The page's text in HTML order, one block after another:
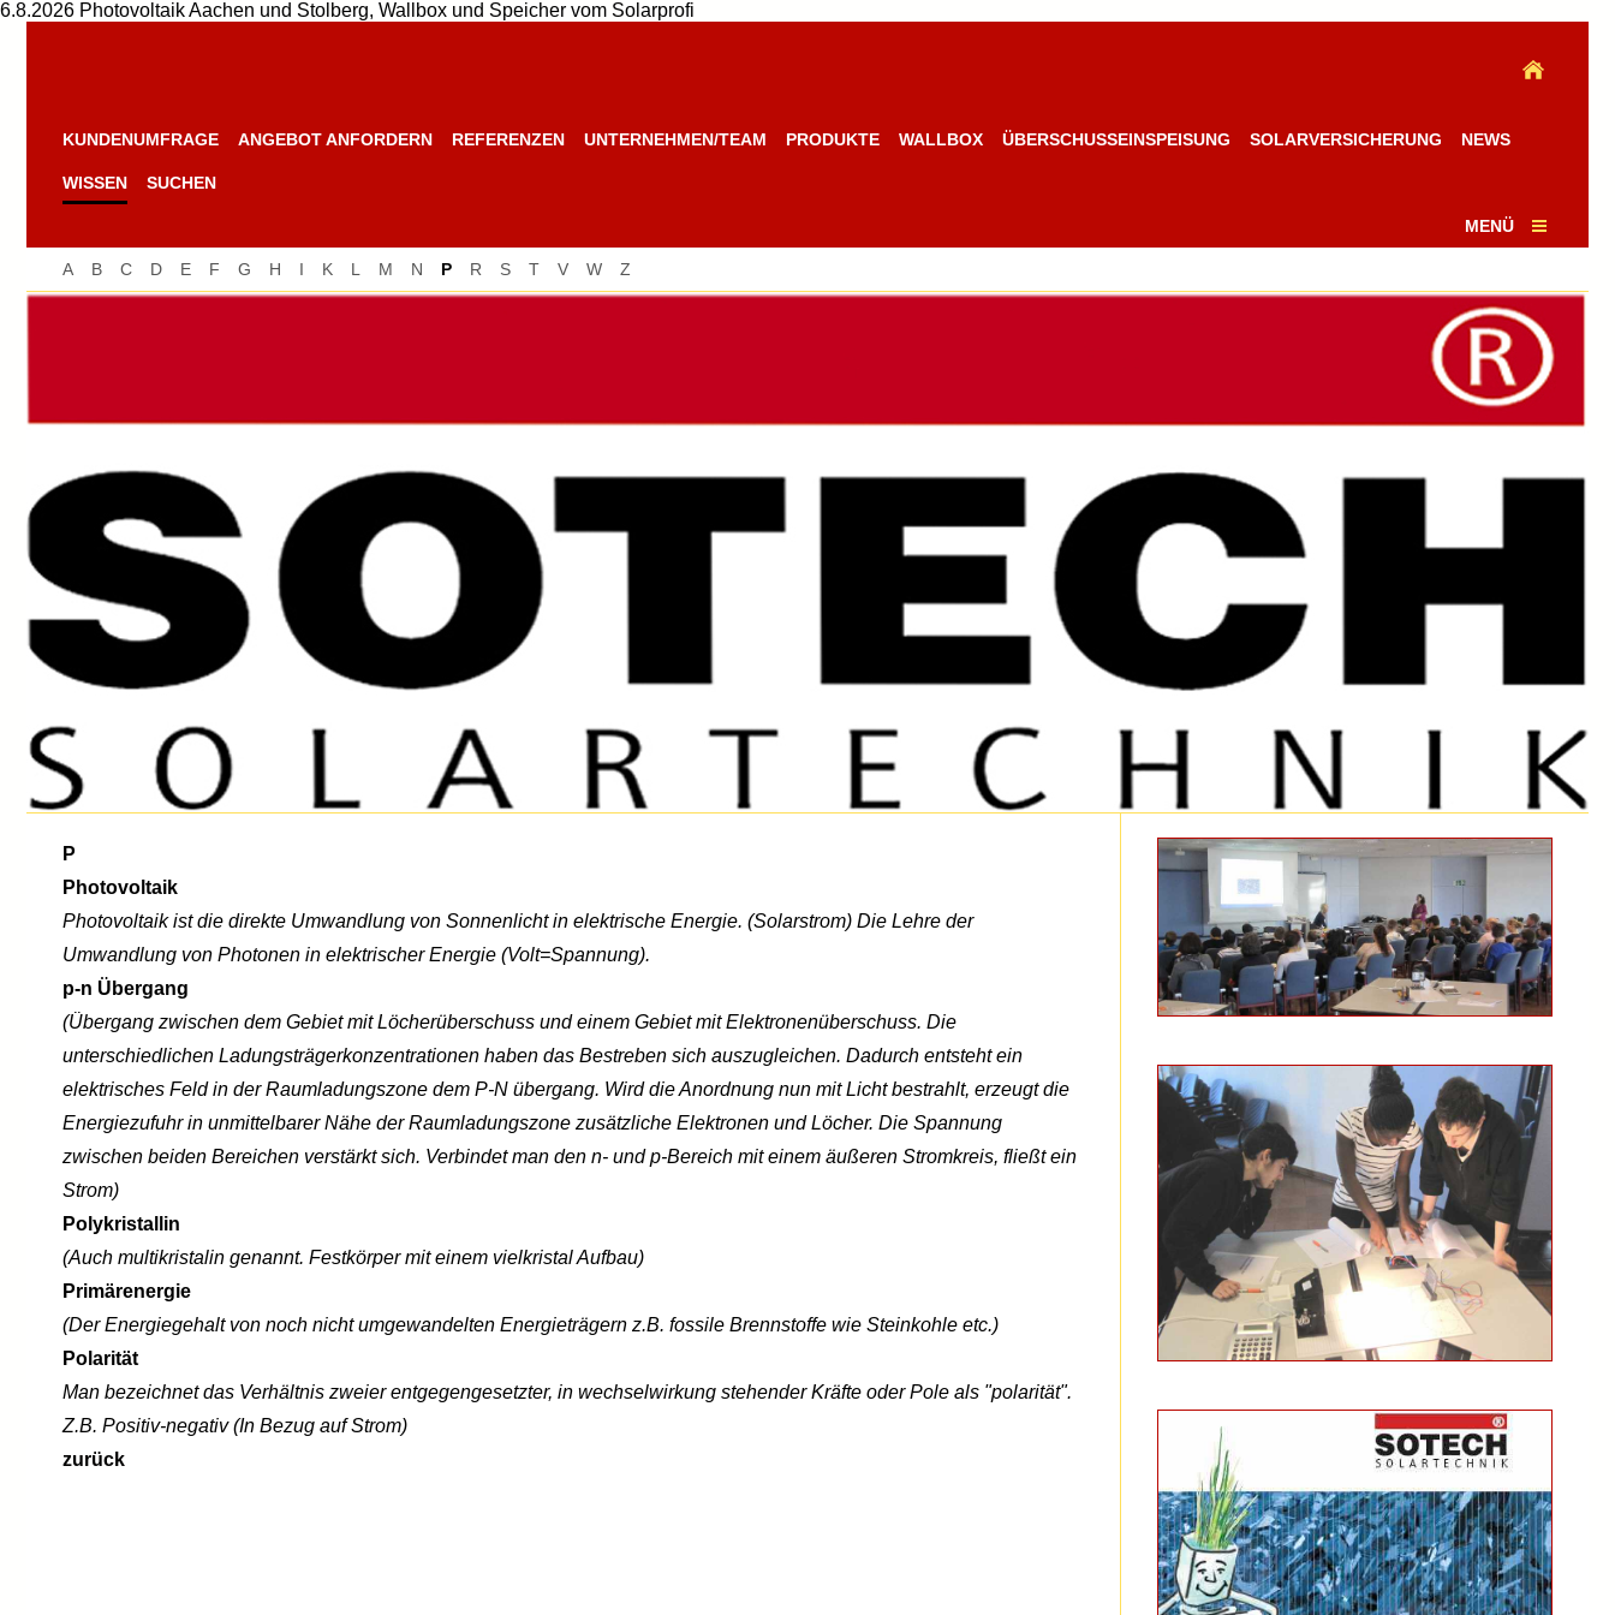
6.8.2026 Photovoltaik Aachen und Stolberg, Wallbox und Speicher vom Solarprofi
KUNDENUMFRAGE ANGEBOT ANFORDERN REFERENZEN UNTERNEHMEN/TEAM PRODUKTE WALLBOX ÜBERSCHUSSEINSPEISUNG SOLARVERSICHERUNG NEWS
WISSEN SUCHEN
MENÜ
A B C D E F G H I K L M N P R S T V W Z
P
Photovoltaik
Photovoltaik ist die direkte Umwandlung von Sonnenlicht in elektrische Energie. (Solarstrom) Die Lehre der
Umwandlung von Photonen in elektrischer Energie (Volt=Spannung).
p-n Übergang
(Übergang zwischen dem Gebiet mit Löcherüberschuss und einem Gebiet mit Elektronenüberschuss. Die
unterschiedlichen Ladungsträgerkonzentrationen haben das Bestreben sich auszugleichen. Dadurch entsteht ein
elektrisches Feld in der Raumladungszone dem P-N übergang. Wird die Anordnung nun mit Licht bestrahlt, erzeugt die
Energiezufuhr in unmittelbarer Nähe der Raumladungszone zusätzliche Elektronen und Löcher. Die Spannung
zwischen beiden Bereichen verstärkt sich. Verbindet man den n- und p-Bereich mit einem äußeren Stromkreis, fließt ein
Strom)
Polykristallin
(Auch multikristalin genannt. Festkörper mit einem vielkristal Aufbau)
Primärenergie
(Der Energiegehalt von noch nicht umgewandelten Energieträgern z.B. fossile Brennstoffe wie Steinkohle etc.)
Polarität
Man bezeichnet das Verhältnis zweier entgegengesetzter, in wechselwirkung stehender Kräfte oder Pole als "polarität".
Z.B. Positiv-negativ (In Bezug auf Strom)
zurück